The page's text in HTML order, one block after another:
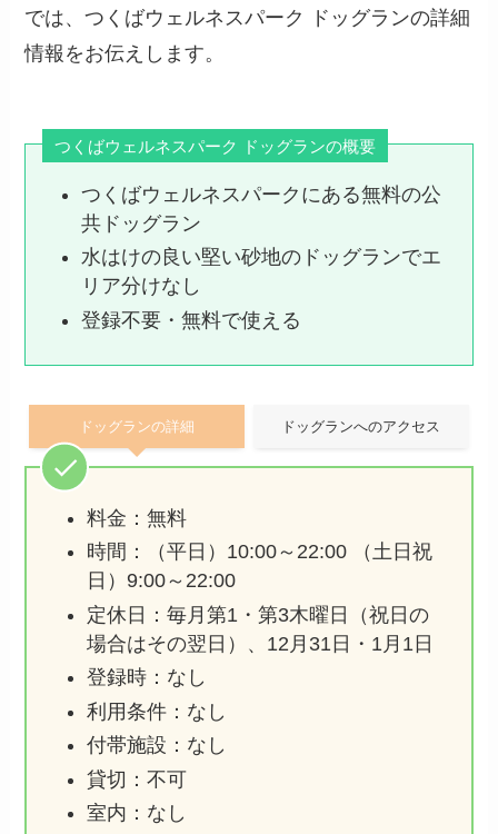
では、つくばウェルネスパーク ドッグランの詳細
情報をお伝えします。
つくばウェルネスパーク ドッグランの概要
つくばウェルネスパークにある無料の公
共ドッグラン
水はけの良い堅い砂地のドッグランでエ
リア分けなし
登録不要・無料で使える
ドッグランの詳細 ドッグランへのアクセス
料金：無料
時間：（平日）10:00～22:00 （土日祝
日）9:00～22:00
定休日：毎月第1・第3木曜日（祝日の
場合はその翌日）、12月31日・1月1日
登録時：なし
利用条件：なし
付帯施設：なし
貸切：不可
室内：なし